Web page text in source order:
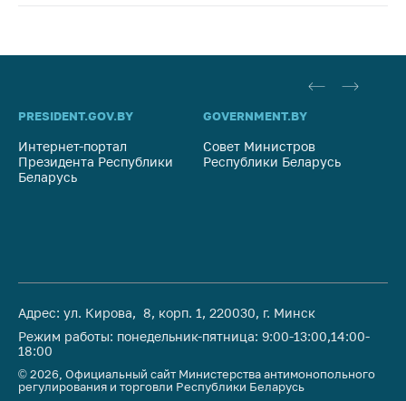
PRESIDENT.GOV.BY
Интернет-портал
Президента Республики
Беларусь
GOVERNMENT.BY
Совет Министров
Республики Беларусь
Адрес: ул. Кирова, 8, корп. 1, 220030, г. Минск
Режим работы: понедельник-пятница: 9:00-13:00,14:00-
18:00
© 2026, Официальный сайт Министерства антимонопольного
регулирования и торговли Республики Беларусь